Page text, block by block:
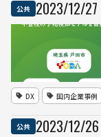
公共 2023/12/27
DX 国内企業事例
公共 2023/12/26